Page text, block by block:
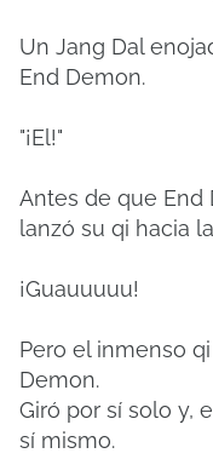
Un Jang Dal
End Demon.
"¡El!"
Antes de que End
lanzó su qi hacia
¡Guauuuuu!
Pero el inmenso
Demon.
Giró por sí solo y,
sí mismo.